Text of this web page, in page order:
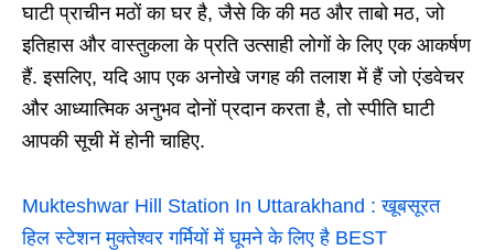
घाटी प्राचीन मठों का घर है, जैसे कि की मठ और ताबो मठ, जो
इतिहास और वास्तुकला के प्रति उत्साही लोगों के लिए एक आकर्षण
हैं. इसलिए, यदि आप एक अनोखे जगह की तलाश में हैं जो एंडवेचर
और आध्यात्मिक अनुभव दोनों प्रदान करता है, तो स्पीति घाटी
आपकी सूची में होनी चाहिए.
Mukteshwar Hill Station In Uttarakhand : खूबसूरत
हिल स्टेशन मुक्तेश्वर गर्मियों में घूमने के लिए है BEST